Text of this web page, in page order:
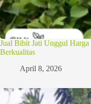
Jual Bibit Jati Unggul Harga
Berkualitas
April 8, 2026